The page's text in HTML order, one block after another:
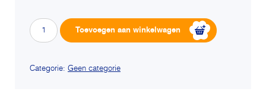
Freds
kuipje
kennelpack
Toevoegen aan winkelwagen
Categorie: Geen categorie